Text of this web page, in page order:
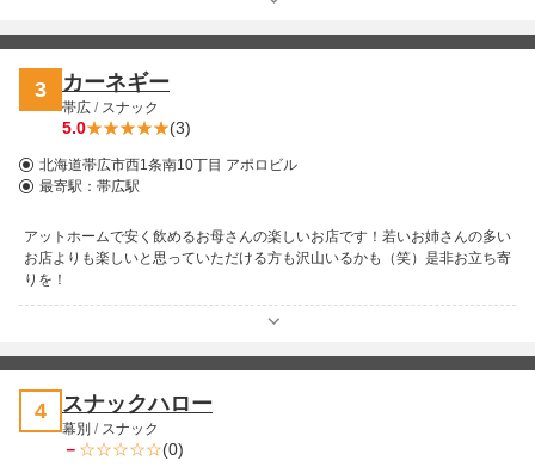
3 カーネギー
帯広 / スナック
5.0 (3)
北海道帯広市西1条南10丁目 アポロビル
最寄駅： 帯広駅
アットホームで安く飲めるお母さんの楽しいお店です！若いお姉さんの多い
お店よりも楽しいと思っていただける方も沢山いるかも（笑）是非お立ち寄
りを！
4 スナックハロー
幕別 / スナック
－ (0)